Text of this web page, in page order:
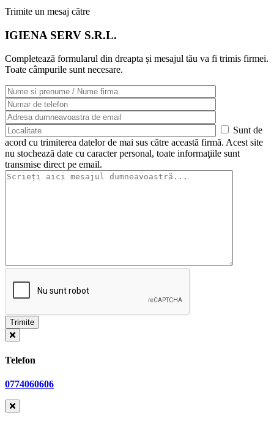
Trimite un mesaj către
IGIENA SERV S.R.L.
Completează formularul din dreapta și mesajul tău va fi trimis firmei.
Toate câmpurile sunt necesare.
Sunt de
acord cu trimiterea datelor de mai sus către această firmă. Acest site
nu stochează date cu caracter personal, toate informaţiile sunt
transmise direct pe email.
Telefon
0774060606